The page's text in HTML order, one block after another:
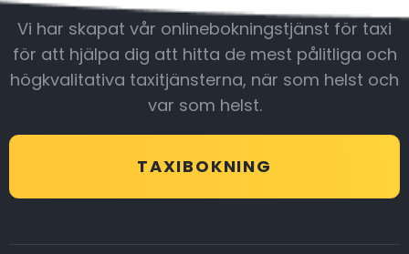
Vi har skapat vår onlinebokningstjänst för taxi
för att hjälpa dig att hitta de mest pålitliga och
högkvalitativa taxitjänsterna, när som helst och
var som helst.
TAXIBOKNING